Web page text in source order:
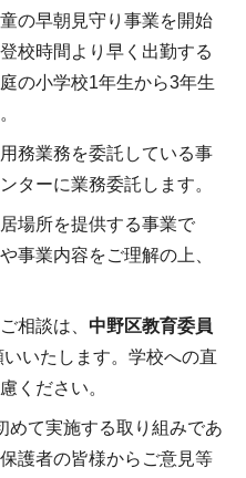
の早朝見守り事業を開始
校時間より早く出勤する
の小学校1年生から3年生
務業務を委託している事
ターに業務委託します。
場所を提供する事業で
事業内容をご理解の上、
相談は、 中野区教育委員
いいたします。学校への直
ください。
めて実施する取り組みであ
護者の皆様からご意見等